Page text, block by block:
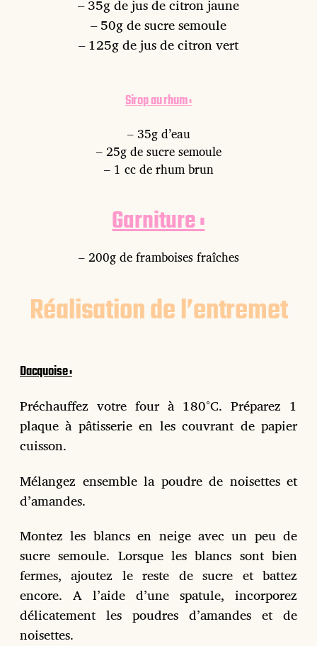
– 35g de jus de citron jaune
– 50g de sucre semoule
– 125g de jus de citron vert
Sirop au rhum :
– 35g d’eau
– 25g de sucre semoule
– 1 cc de rhum brun
Garniture :
– 200g de framboises fraîches
Réalisation de l’entremet
Dacquoise :
Préchauffez votre four à 180°C. Préparez 1
plaque à pâtisserie en les couvrant de papier
cuisson.
Mélangez ensemble la poudre de noisettes et
d’amandes.
Montez les blancs en neige avec un peu de
sucre semoule. Lorsque les blancs sont bien
fermes, ajoutez le reste de sucre et battez
encore. A l’aide d’une spatule, incorporez
délicatement les poudres d’amandes et de
noisettes.